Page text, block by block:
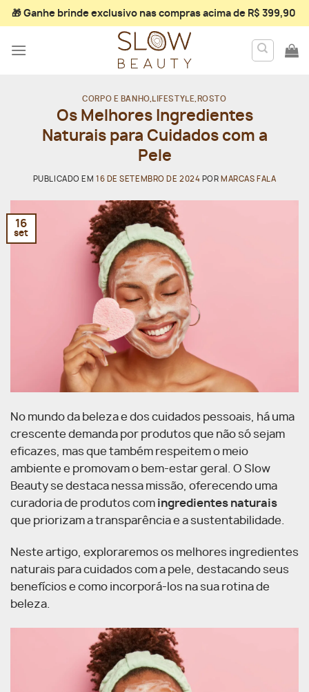
Skip
to
🎁 Ganhe brinde exclusivonas compras acima de R$ 399,90
CORPO E BANHO, LIFESTYLE ROSTO
Os Melhores Ingredientes
Naturais para Cuidados com a
Pele
PUBLICADO EM 16 DE SETEMBRO DE 2024 POR MARCAS FALA
16
set
No mundo da beleza e dos cuidados pessoais, há uma
crescente demanda por produtos que não só sejam
eficazes, mas que também respeitem o meio
ambiente e promovam o bem-estar geral. O Slow
Beauty se destaca nessa missão, oferecendo uma
curadoria de produtos com ingredientes naturais
que priorizam a transparência e a sustentabilidade.
Neste artigo, exploraremos os melhores ingredientes
naturais para cuidados com a pele, destacando seus
benefícios e como incorporá-los na sua rotina de
beleza.